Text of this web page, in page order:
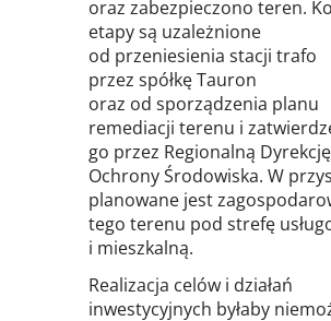
oraz zabezpieczono teren.
etapy są uzależnione
od przeniesienia stacji trafo
przez spółkę Tauron
oraz od sporządzenia planu
remediacji terenu i
go przez Regionalną Dyrekcję
Ochrony Środowiska. W
planowane jest
tego terenu pod strefę
i mieszkalną.
Realizacja celów i działań
inwestycyjnych byłaby